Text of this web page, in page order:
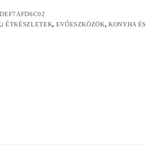
ÉTKÉSZLETEK, EVŐESZKÖZÖK,KONYHA ÉS